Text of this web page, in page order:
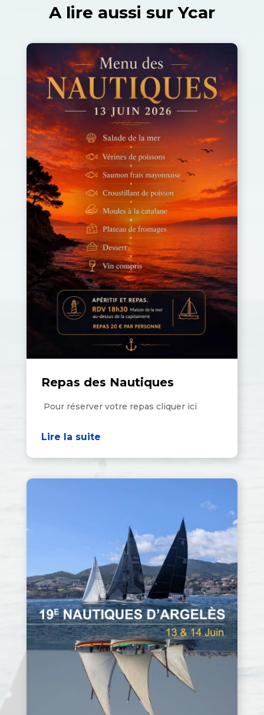
A lire aussi sur Ycar
Repas des Nautiques
Pour réserver votre repas cliquer ici
Lire la suite